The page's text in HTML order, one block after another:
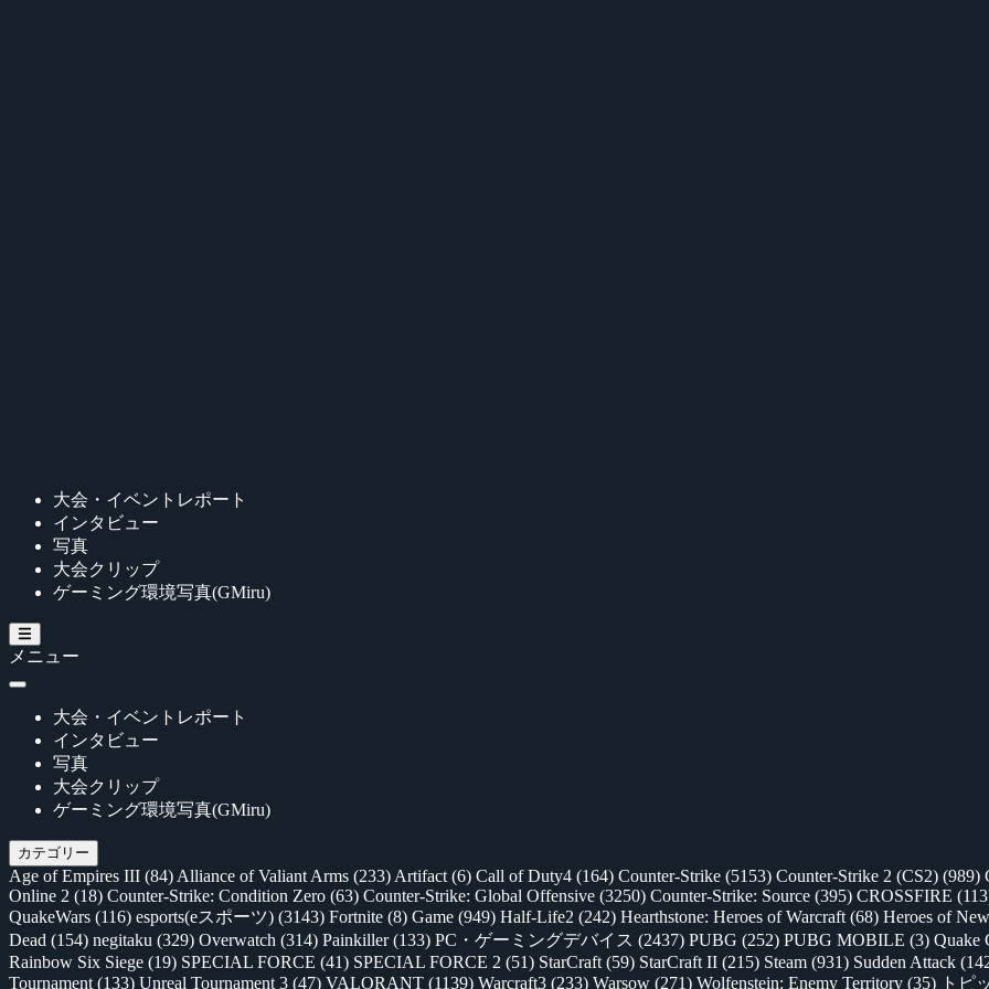
大会・イベントレポート
インタビュー
写真
大会クリップ
ゲーミング環境写真(GMiru)
メニュー
大会・イベントレポート
インタビュー
写真
大会クリップ
ゲーミング環境写真(GMiru)
カテゴリー
Age of Empires III (84) Alliance of Valiant Arms (233) Artifact (6) Call of Duty4 (164) Counter-Strike (5153) Counter-Strike 2 (CS2) (989)
Online 2 (18) Counter-Strike: Condition Zero (63) Counter-Strike: Global Offensive (3250) Counter-Strike: Source (395) CROSSFIRE
QuakeWars (116) esports(eスポーツ) (3143) Fortnite (8) Game (949) Half-Life2 (242) Hearthstone: Heroes of Warcraft (68) Heroes of
Dead (154) negitaku (329) Overwatch (314) Painkiller(133) PC・ゲーミングデバイス (2437) PUBG (252) PUBG MOBILE (3) Quake
Rainbow Six Siege (19) SPECIAL FORCE (41) SPECIAL FORCE 2 (51) StarCraft (59) StarCraft II (215) Steam (931) Sudden Attack
Tournament (133) Unreal Tournament 3 (47) VALORANT (1139) Warcraft3 (233) Warsow (271) Wolfenstein: Enemy Territory (35) トピ